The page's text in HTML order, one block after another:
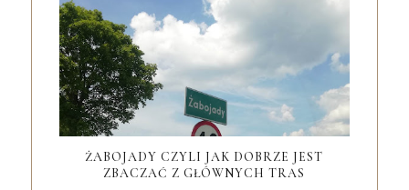
ŻABOJADY CZYLI JAK DOBRZE JEST
ZBACZAĆ Z GŁÓWNYCH TRAS